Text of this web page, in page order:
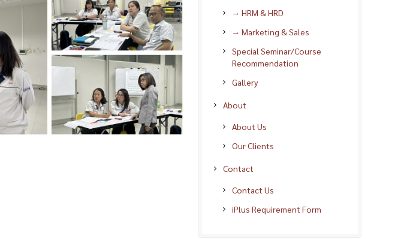
→ HRM & HRD
→ Marketing & Sales
Special Seminar/Course
Recommendation
Gallery
About
About Us
Our Clients
Contact
Contact Us
iPlus Requirement Form